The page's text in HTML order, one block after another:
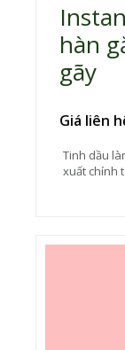
hàn
gãy
Giá liên
Tinh dầu
xuất chính